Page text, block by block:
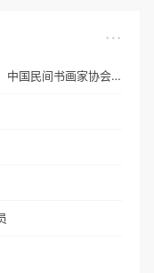
黄介艺-中国国画院副院长，中国民间书画家协会副主席